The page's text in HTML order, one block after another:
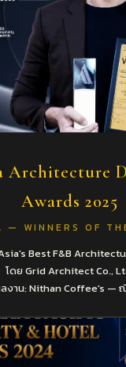
Architecture
Awards 2025
— WINNERS OF
Best F&B
โดย Grid Architect Co.,
งาน: Nithan Coffee's —